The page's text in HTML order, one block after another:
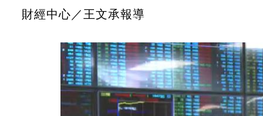
財經中心／王文承報導